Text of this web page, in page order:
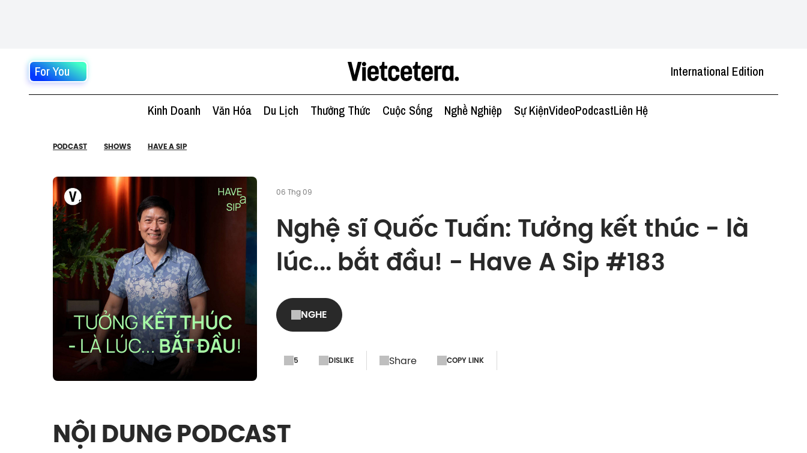
For You International Edition
Kinh Doanh Văn Hóa Du Lịch Thưởng Thức Cuộc Sống Nghề Nghiệp Sự KiệnVideoPodcastLiên Hệ
PODCAST SHOWS HAVE A SIP
06 Thg 09
Nghệ sĩ Quốc Tuấn: Tưởng kết thúc - là
lúc... bắt đầu! - Have A Sip #183
NGHE
5 DISLIKE Share COPY LINK
NỘI DUNG PODCAST